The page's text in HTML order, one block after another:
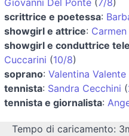
scrittrice e poetessa:
showgirl e attrice:
showgirl e conduttrice
Cuccarini (10/8)
soprano: Valentina Valente
tennista: Sandra Cecchini (
tennista e giornalista:
Tempo di caricamento: